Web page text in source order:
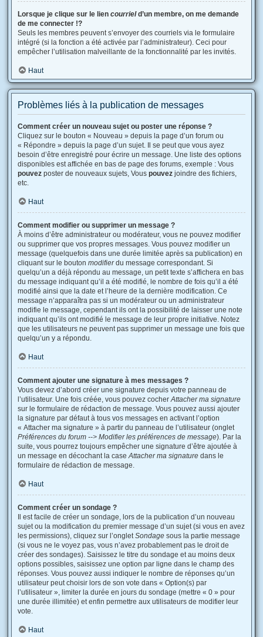
Lorsque je clique sur le lien courrield’un membre, on me demande
de me connecter !?
Seuls les membres peuvent s’envoyer des courriels via le formulaire
intégré (si la fonction a été activée par l’administrateur). Ceci pour
empêcher l’utilisation malveillante de la fonctionnalité par les invités.
Haut
Problèmes liés à la publication de messages
Comment créer un nouveau sujet ou poster une réponse ?
Cliquez sur le bouton « Nouveau » depuis la page d’un forum ou
« Répondre » depuis la page d’un sujet. Il se peut que vous ayez
besoin d’être enregistré pour écrire un message. Une liste des options
disponibles est affichée en bas de page des forums, exemple : Vous
pouvez poster de nouveaux sujets, Vous pouvez joindre des fichiers,
etc.
Haut
Comment modifier ou supprimer un message ?
À moins d’être administrateur ou modérateur, vous ne pouvez modifier
ou supprimer que vos propres messages. Vous pouvez modifier un
message (quelquefois dans une durée limitée après sa publication) en
cliquant sur le bouton modifierdu message correspondant. Si
quelqu’un a déjà répondu au message, un petit texte s’affichera en bas
du message indiquant qu’il a été modifié, le nombre de fois qu’il a été
modifié ainsi que la date et l’heure de la dernière modification. Ce
message n’apparaîtra pas si un modérateur ou un administrateur
modifie le message, cependant ils ont la possibilité de laisser une note
indiquant qu’ils ont modifié le message de leur propre initiative. Notez
que les utilisateurs ne peuvent pas supprimer un message une fois que
quelqu’un y a répondu.
Haut
Comment ajouter une signature à mes messages ?
Vous devez d’abord créer une signature depuis votre panneau de
l’utilisateur. Une fois créée, vous pouvez cocherAttacher ma signature
sur le formulaire de rédaction de message. Vous pouvez aussi ajouter
la signature par défaut à tous vos messages en activant l’option
« Attacher ma signature » à partir du panneau de l’utilisateur (onglet
Préférences du forum --> Modifier les préférences de message). Par la
suite, vous pourrez toujours empêcher une signature d’être ajoutée à
un message en décochant la caseAttacher ma signature dans le
formulaire de rédaction de message.
Haut
Comment créer un sondage ?
Il est facile de créer un sondage, lors de la publication d’un nouveau
sujet ou la modification du premier message d’un sujet (si vous en avez
les permissions), cliquez sur l’ongletSondage sous la partie message
(si vous ne le voyez pas, vous n’avez probablement pas le droit de
créer des sondages). Saisissez le titre du sondage et au moins deux
options possibles, saisissez une option par ligne dans le champ des
réponses. Vous pouvez aussi indiquer le nombre de réponses qu’un
utilisateur peut choisir lors de son vote dans « Option(s) par
l’utilisateur », limiter la durée en jours du sondage (mettre « 0 » pour
une durée illimitée) et enfin permettre aux utilisateurs de modifier leur
vote.
Haut